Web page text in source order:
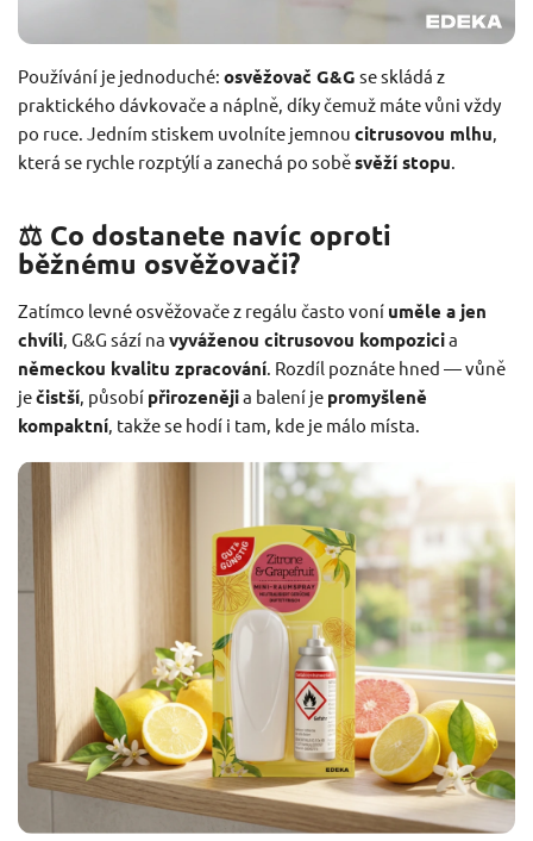
Používání je jednoduché: osvěžovač G&G se skládá z
praktického dávkovače a náplně, díky čemuž máte vůni vždy
po ruce. Jedním stiskem uvolníte jemnou citrusovou mlhu
která se rychle rozptýlí a zanechá po soběsvěží stopu
⚖️ Co dostanete navíc oproti
běžnému osvěžovači?
Zatímco levné osvěžovače z regálu často voní uměle a jen
chvíli, G&G sází na vyváženou citrusovou kompozicia
německou kvalitu zpracování. Rozdíl poznáte hned — vůně
ječistší, působí přirozenějia balení je promyšleně
kompaktní, takže se hodí i tam, kde je málo místa.